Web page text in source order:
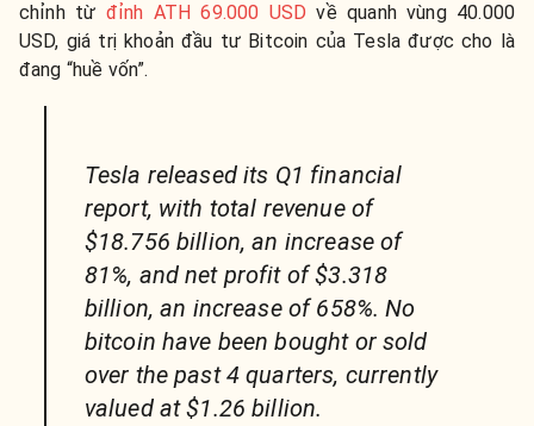
chỉnh từ đỉnh ATH 69.000 USD về quanh vùng 40.000
USD, giá trị khoản đầu tư Bitcoin của Tesla được cho là
đang “huề vốn”.
Tesla released its Q1 financial
report, with total revenue of
$18.756 billion, an increase of
81%, and net profit of $3.318
billion, an increase of 658%. No
bitcoin have been bought or sold
over the past 4 quarters, currently
valued at $1.26 billion.